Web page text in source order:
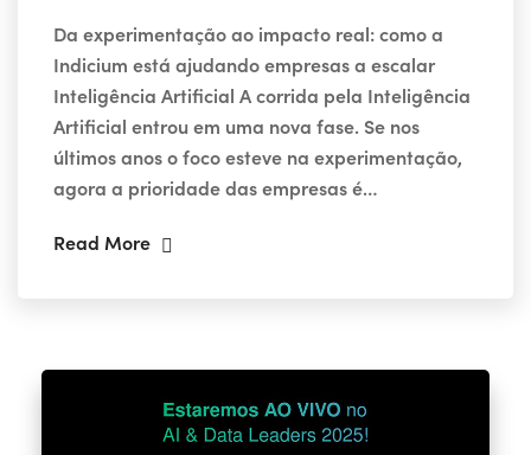
Da experimentação ao impacto real: como a
Indicium está ajudando empresas a escalar
Inteligência Artificial A corrida pela Inteligência
Artificial entrou em uma nova fase. Se nos
últimos anos o foco esteve na experimentação,
agora a prioridade das empresas é…
Read More